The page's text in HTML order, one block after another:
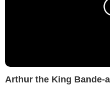
Arthur the King Bande-